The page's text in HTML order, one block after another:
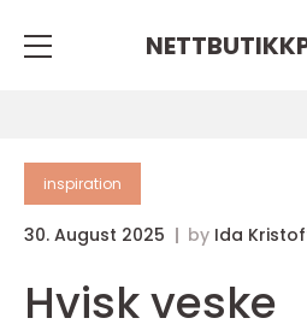
inspiration
30. August 2025 by Ida
Hvisk veske